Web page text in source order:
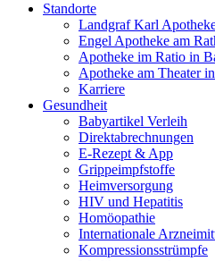
Standorte
Landgraf Karl
Engel Apotheke am
Apotheke im Ratio in
Apotheke am Theater
Karriere
Gesundheit
Babyartikel Verleih
Direktabrechnungen
E-Rezept & App
Grippeimpfstoffe
Heimversorgung
HIV und Hepatitis
Homöopathie
Internationale
Kompressionsstrümpfe